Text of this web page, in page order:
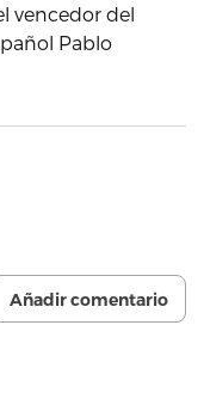
vencedor del
Pablo
Añadir comentario